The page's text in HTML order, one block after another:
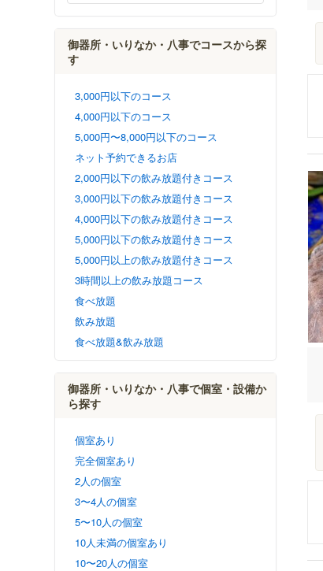
御器所・いりなか・八事でコースから探
す
3,000円以下のコース
4,000円以下のコース
5,000円〜8,000円以下のコース
ネット予約できるお店
2,000円以下の飲み放題付きコース
3,000円以下の飲み放題付きコース
4,000円以下の飲み放題付きコース
5,000円以下の飲み放題付きコース
5,000円以上の飲み放題付きコース
3時間以上の飲み放題コース
食べ放題
飲み放題
食べ放題&飲み放題
御器所・いりなか・八事で個室・設備か
ら探す
個室あり
完全個室あり
2人の個室
3〜4人の個室
5〜10人の個室
10人未満の個室あり
10〜20人の個室